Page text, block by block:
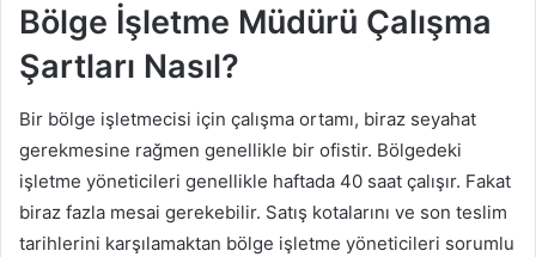
Bölge İşletme Müdürü Çalışma
Şartları Nasıl?
Bir bölge işletmecisi için çalışma ortamı, biraz seyahat
gerekmesine rağmen genellikle bir ofistir. Bölgedeki
işletme yöneticileri genellikle haftada 40 saat çalışır. Fakat
biraz fazla mesai gerekebilir. Satış kotalarını ve son teslim
tarihlerini karşılamaktan bölge işletme yöneticileri sorumlu